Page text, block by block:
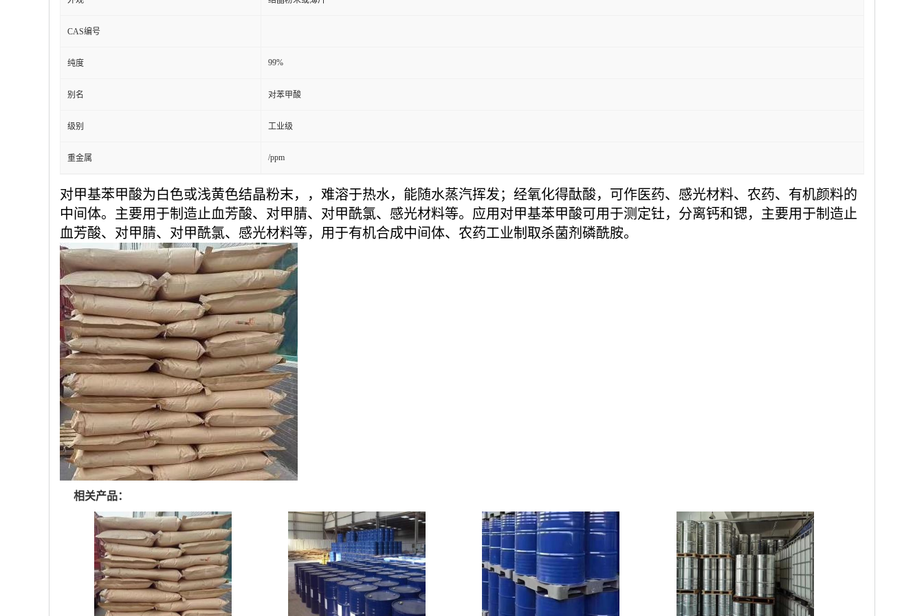
CAS编号
纯度 99%
别名 对苯甲酸
级别 工业级
重金属 /ppm
对甲基苯甲酸为白色或浅黄色结晶粉末，，难溶于热水，能随水蒸汽挥发；经氧化得酞酸，可作医药、感光材料、农药、有机颜料的
中间体。主要用于制造止血芳酸、对甲腈、对甲酰氯、感光材料等。应用对甲基苯甲酸可用于测定钍，分离钙和锶，主要用于制造止
血芳酸、对甲腈、对甲酰氯、感光材料等，用于有机合成中间体、农药工业制取杀菌剂磷酰胺。
相关产品：